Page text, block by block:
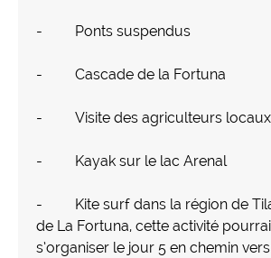
- Ponts suspendus
- Cascade de la Fortuna
- Visite des agriculteurs locaux
- Kayak sur le lac Arenal
- Kite surf dans la région de
de La Fortuna, cette activité
s’organiser le jour 5 en chemin